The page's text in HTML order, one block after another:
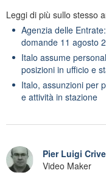
Leggi di più sullo stesso
Agenzia delle
domande 11 agosto
Italo assume
posizioni in ufficio e
Italo, assunzioni per
e attività in stazione
Pier Luigi
Video Maker